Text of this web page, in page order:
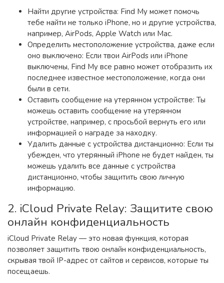
Найти другие устройства: Find My может помочь
тебе найти не только iPhone, но и другие устройства,
например, AirPods, Apple Watch или Mac.
Определить местоположение устройства, даже если
оно выключено: Если твои AirPods или iPhone
выключены, Find My все равно может отобразить их
последнее известное местоположение, когда они
были в сети.
Оставить сообщение на утерянном устройстве: Ты
можешь оставить сообщение на утерянном
устройстве, например, с просьбой вернуть его или
информацией о награде за находку.
Удалить данные с устройства дистанционно: Если ты
убежден, что утерянный iPhone не будет найден, ты
можешь удалить все данные с устройства
дистанционно, чтобы защитить свою личную
информацию.
2. iCloud Private Relay: Защитите свою
онлайн конфиденциальность
iCloud Private Relay — это новая функция, которая
позволяет защитить твою онлайн конфиденциальность,
скрывая твой IP-адрес от сайтов и сервисов, которые ты
посещаешь.